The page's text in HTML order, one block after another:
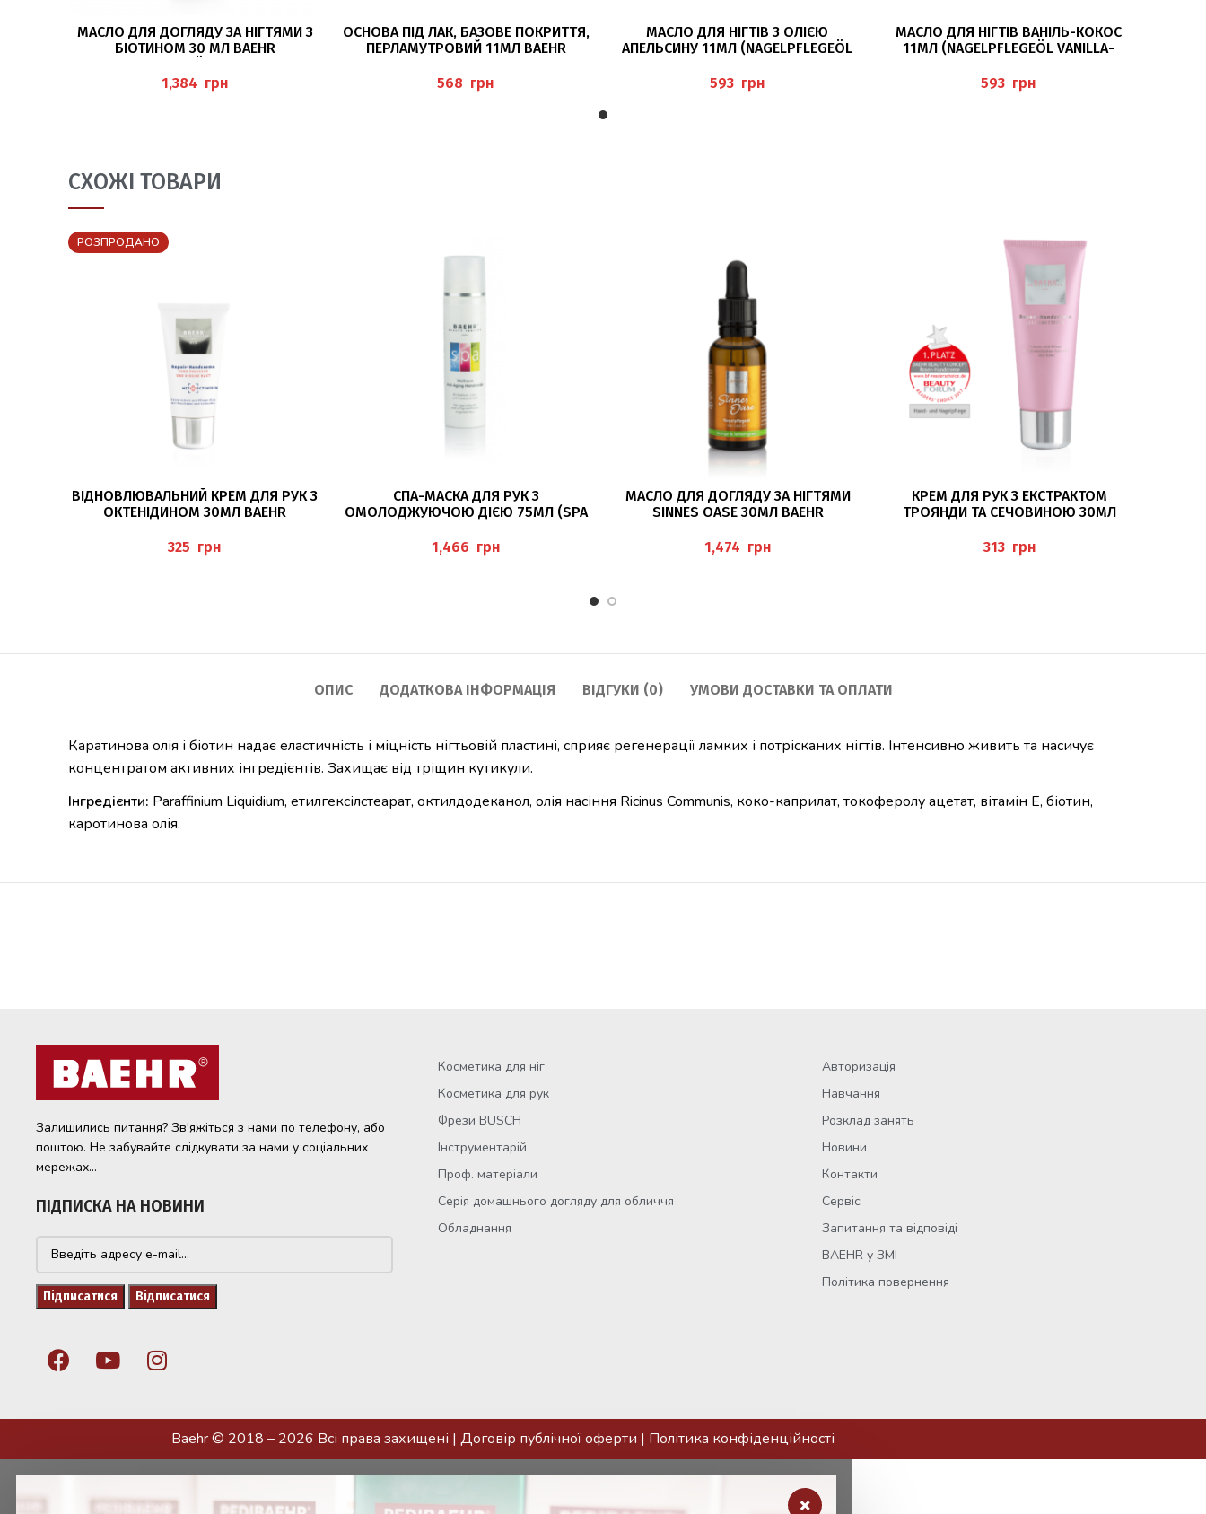
ДОДАТИ В КОШИК
МАСЛО ДЛЯ ДОГЛЯДУ ЗА НІГТЯМИ З
БІОТИНОМ 30 МЛ BAEHR
грн
ДОДАТИ В КОШИК
ОСНОВА ПІД ЛАК, БАЗОВЕ ПОКРИТТЯ,
ПЕРЛАМУТРОВИЙ 11МЛ BAEHR
грн
ДОДАТИ В КОШИК
МАСЛО ДЛЯ НІГТІВ З ОЛІЄЮ
АПЕЛЬСИНУ 11МЛ (NAGELPFLEGEÖL
грн
ДОДАТИ В КОШИК
МАСЛО ДЛЯ НІГТІВ ВАНІЛЬ-КОКОС
11МЛ (NAGELPFLEGEÖL VANILLA-
грн
СХОЖІ ТОВАРИ
РОЗПРОДАНО
ЧИТАТИ ДАЛІ
ВІДНОВЛЮВАЛЬНИЙ КРЕМ ДЛЯ РУК З
ОКТЕНІДИНОМ 30МЛ BAEHR
грн
ДОДАТИ В КОШИК
СПА-МАСКА ДЛЯ РУК З
ОМОЛОДЖУЮЧОЮ ДІЄЮ 75МЛ (SPA
BAEHRгрн
ДОДАТИ В КОШИК
МАСЛО ДЛЯ ДОГЛЯДУ ЗА НІГТЯМИ
SINNES OASE 30МЛ BAEHR
грн
ДОДАТИ В КОШИК
КРЕМ ДЛЯ РУК З ЕКСТРАКТОМ
ТРОЯНДИ ТА СЕЧОВИНОЮ 30МЛ
грн
ОПИС ДОДАТКОВА ІНФОРМАЦІЯ ВІДГУКИ (0) УМОВИ ДОСТАВКИ ТА ОПЛАТИ
Каратинова олія і біотин надає еластичність і міцність нігтьовій пластині, сприяє регенерації ламких і потрісканих нігтів. Інтенсивно живить та насичує
концентратом активних інгредієнтів. Захищає від тріщин кутикули.
Інгредієнти: Paraffinium Liquidium, етилгексілстеарат, октилдодеканол, олія насіння Ricinus Communis, коко-каприлат, токоферолу ацетат, вітамін Е, біотин,
каротинова олія.
Залишились питання? Зв'яжіться з нами по телефону, або
поштою. Не забувайте слідкувати за нами у соціальних
мережах...
ПІДПИСКА НА НОВИНИ
Косметика для ніг
Косметика для рук
Фрези BUSCH
Інструментарій
Проф. матеріали
Серія домашнього догляду для обличчя
Обладнання
Авторизація
Навчання
Розклад занять
Новини
Контакти
Сервіс
Запитання та відповіді
BAEHR у ЗМІ
Політика повернення
Baehr © 2018 – 2026 Всі права захищені | Договір публічної оферти | Політика конфіденційності
×